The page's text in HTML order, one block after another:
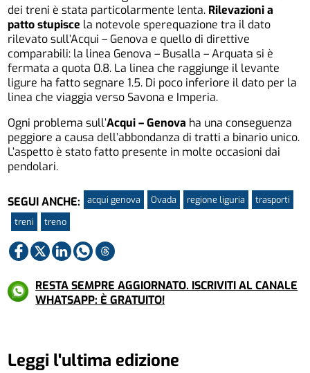
dei treni è stata particolarmente lenta. Rilevazioni a
patto stupisce la notevole sperequazione tra il dato
rilevato sull’Acqui – Genova e quello di direttive
comparabili: la linea Genova – Busalla – Arquata si è
fermata a quota 0.8. La linea che raggiunge il levante
ligure ha fatto segnare 1.5. Di poco inferiore il dato per la
linea che viaggia verso Savona e Imperia.
Ogni problema sull’Acqui – Genova ha una conseguenza
peggiore a causa dell’abbondanza di tratti a binario unico.
L’aspetto è stato fatto presente in molte occasioni dai
pendolari.
SEGUI ANCHE: acqui genova Ovada regione liguria
trasporti
treni
treno
RESTA SEMPRE AGGIORNATO. ISCRIVITI AL CANALE
WHATSAPP: È GRATUITO!
Leggi l'ultima edizione